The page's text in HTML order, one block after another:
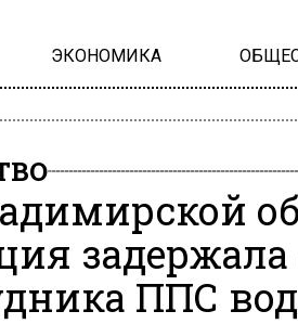
ЭКОНОМИКА
ППС